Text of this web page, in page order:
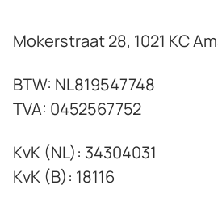
Mokerstraat 28, 1021 KC
BTW: NL819547748
TVA: 0452567752
KvK (NL): 34304031
KvK (B): 18116